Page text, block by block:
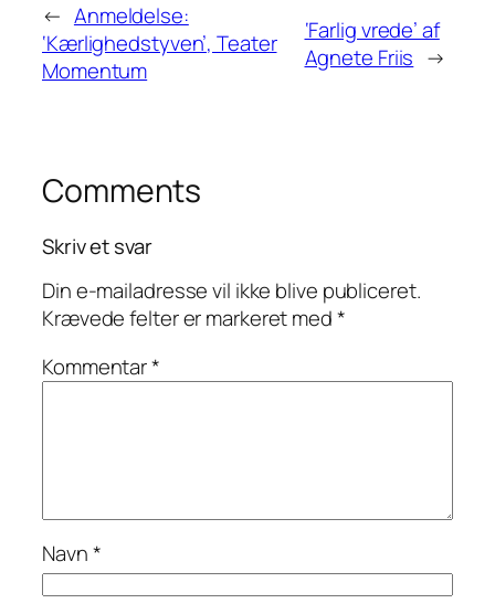
← Anmeldelse:
‘Kærlighedstyven’, Teater
Momentum
‘Farlig vrede’ af
Agnete Friis →
Comments
Skriv et svar
Din e-mailadresse vil ikke blive publiceret.
Krævede felter er markeret med*
Kommentar*
Navn*